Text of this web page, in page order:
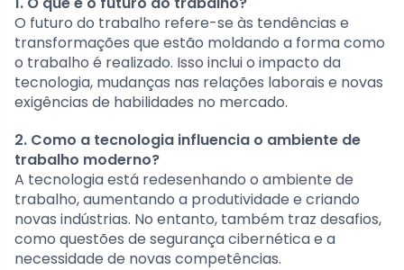
O futuro do trabalho refere-se às tendências e
transformações que estão moldando a forma como
o trabalho é realizado. Isso inclui o impacto da
tecnologia, mudanças nas relações laborais e novas
exigências de habilidades no mercado.
2. Como a tecnologia influencia o ambiente de
trabalho moderno?
A tecnologia está redesenhando o ambiente de
trabalho, aumentando a produtividade e criando
novas indústrias. No entanto, também traz desafios,
como questões de segurança cibernética e a
necessidade de novas competências.